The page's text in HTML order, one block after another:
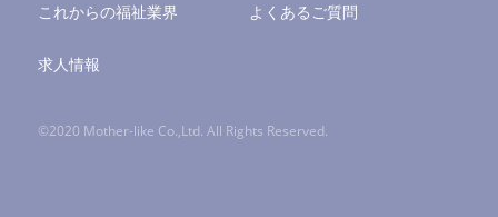
これからの福祉業界 よくあるご質問
求人情報
©2020 Mother-like Co.,Ltd. All Rights Reserved.